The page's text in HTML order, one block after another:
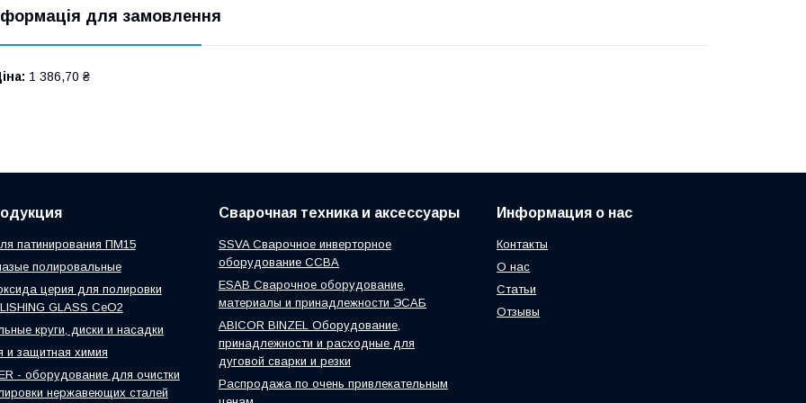
для замовлення
1 386,70 ₴
патинирования ПМ15
полировальные
церия для полировки
GLASS CeO2
круги, диски и насадки
и защитная химия
- оборудование для очистки
нержавеющих сталей
Сварочная техника и аксессуары
SSVA Сварочное инверторное
оборудование ССВА
ESAB Сварочное оборудование,
материалы и принадлежности ЭСАБ
ABICOR BINZEL Оборудование,
принадлежности и расходные для
дуговой сварки и резки
Распродажа по очень привлекательным
Информация о нас
Контакты
О нас
Статьи
Отзывы